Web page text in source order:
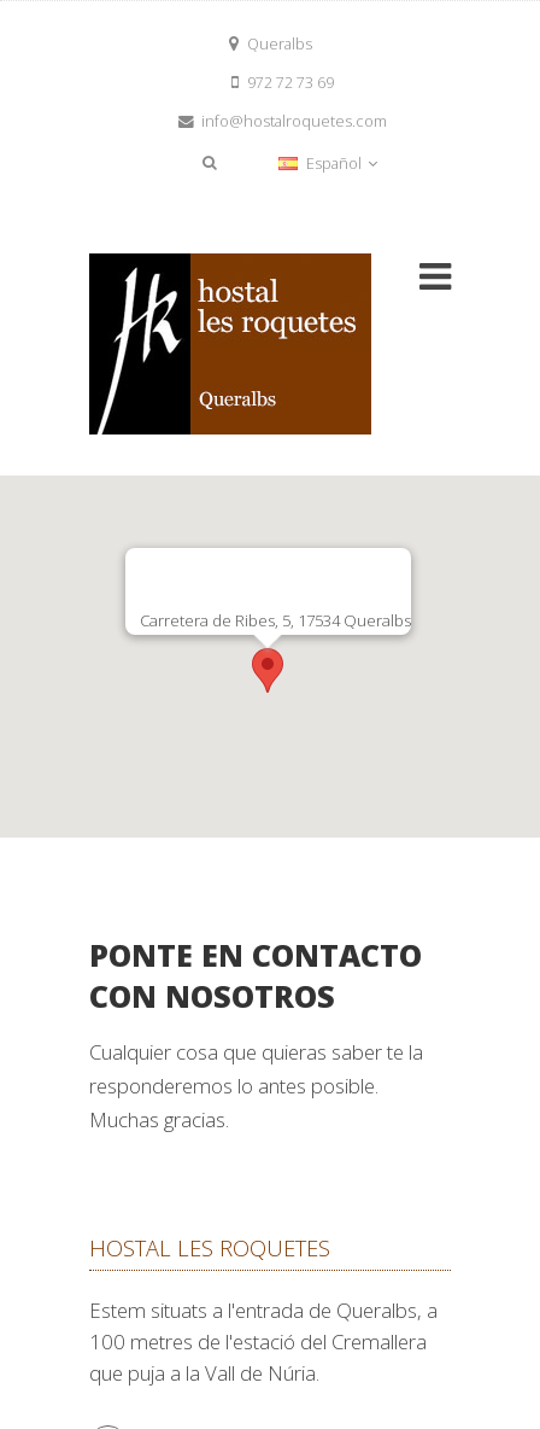
Queralbs
972 72 73 69
info@hostalroquetes.com
Español
Carretera de Ribes, 5, 17534 Queralbs
PONTE EN CONTACTO
CON NOSOTROS
Cualquier cosa que quieras saber te la
responderemos lo antes posible.
Muchas gracias.
HOSTAL LES ROQUETES
Estem situats a l'entrada de Queralbs, a
100 metres de l'estació del Cremallera
que puja a la Vall de Núria.